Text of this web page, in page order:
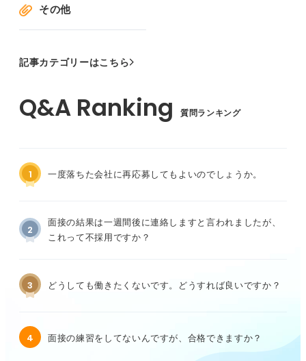
その他
記事カテゴリーはこちら
質問ランキング
1 一度落ちた会社に再応募してもよいのでしょうか。
2
面接の結果は一週間後に連絡しますと言われましたが、
これって不採用ですか？
3 どうしても働きたくないです。どうすれば良いですか？
4 面接の練習をしてないんですが、合格できますか？